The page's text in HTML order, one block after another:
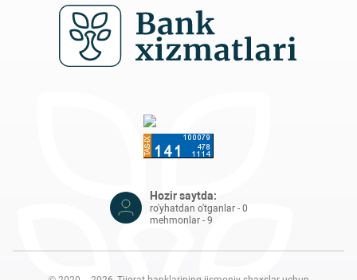
Hozir saytda:
ro'yhatdan o'tganlar - 0
mehmonlar - 9